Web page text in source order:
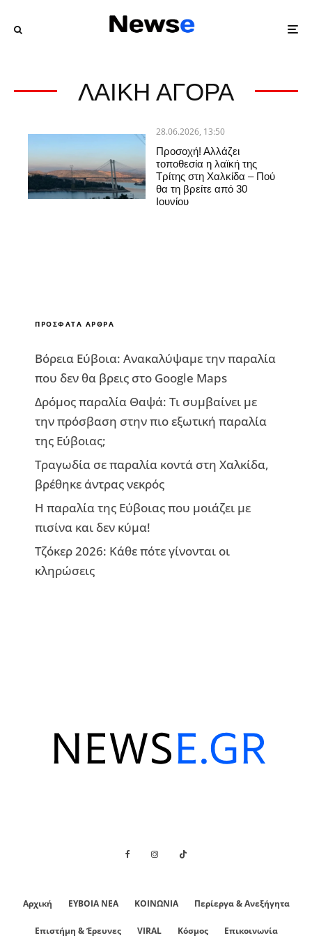
ΛΑΙΚΗ ΑΓΟΡΑ
28.06.2026, 13:50
Προσοχή! Αλλάζει
τοποθεσία η λαϊκή της
Τρίτης στη Χαλκίδα – Πού
θα τη βρείτε από 30
Ιουνίου
ΠΡΌΣΦΑΤΑ ΆΡΘΡΑ
Βόρεια Εύβοια: Ανακαλύψαμε την παραλία
που δεν θα βρεις στο Google Maps
Δρόμος παραλία Θαψά: Τι συμβαίνει με
την πρόσβαση στην πιο εξωτική παραλία
της Εύβοιας;
Τραγωδία σε παραλία κοντά στη Χαλκίδα,
βρέθηκε άντρας νεκρός
Η παραλία της Εύβοιας που μοιάζει με
πισίνα και δεν κύμα!
Τζόκερ 2026: Κάθε πότε γίνονται οι
κληρώσεις
Αρχική ΕΥΒΟΙΑ ΝΕΑ ΚΟΙΝΩΝΙΑ Περίεργα & Ανεξήγητα
Επιστήμη & Έρευνες VIRAL Κόσμος Επικοινωνία